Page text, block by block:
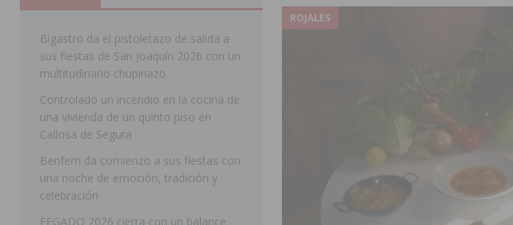
[ 07/08/2026 ] Orihuela organiza un concierto sinfónico de la Orquesta de Jóvenes de la
Golf & Country Club
ORIHUELA
[ 07/08/2026 ] El Ayuntamiento de Almoradí mejora la accesibilidad de las aceras del
[ 07/08/2026 ] Educación destina 1,2 millones adicionales al CEIP nº 2 de Catral dentro
[ 07/08/2026 ]
La Policía Nacional desarticula un grupo criminal especializado en el
Torrevieja impulsa el empleo con la contratación de 55 personas
ROJALES
Bigastro da el pistoletazo de salida a
sus fiestas de San Joaquín 2026 con un
multitudinario chupinazo
Controlado un incendio en la cocina de
una vivienda de un quinto piso en
Callosa de Segura
Benferri da comienzo a sus fiestas con
una noche de emoción, tradición y
celebración
FEGADO 2026 cierra con un balance